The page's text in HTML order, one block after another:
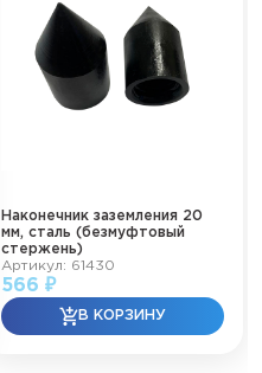
Наконечник заземления 20
мм, сталь (безмуфтовый
стержень)
Артикул: 61430
566 ₽